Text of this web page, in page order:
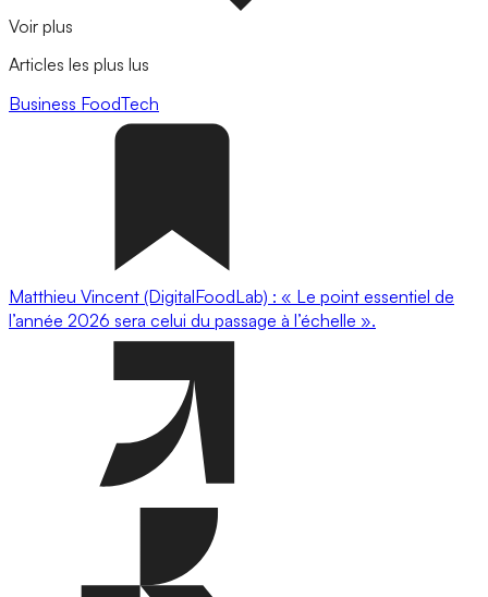
Voir plus
Articles les plus lus
Business FoodTech
Matthieu Vincent (DigitalFoodLab) : « Le point essentiel de
l’année 2026 sera celui du passage à l’échelle ».